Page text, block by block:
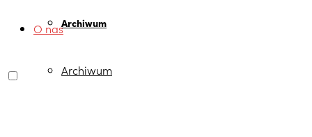
Archiwum
O nas
Archiwum